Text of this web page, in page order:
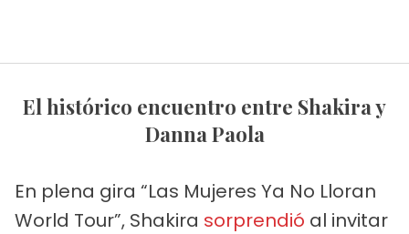
El histórico encuentro entre Shakira y
Danna Paola
En plena gira “Las Mujeres Ya No Lloran
World Tour”, Shakira sorprendió al invitar